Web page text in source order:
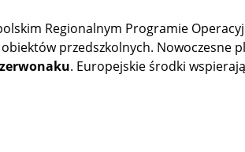
Regionalnym Programie
przedszkolnych. Nowoczesne
. Europejskie środki